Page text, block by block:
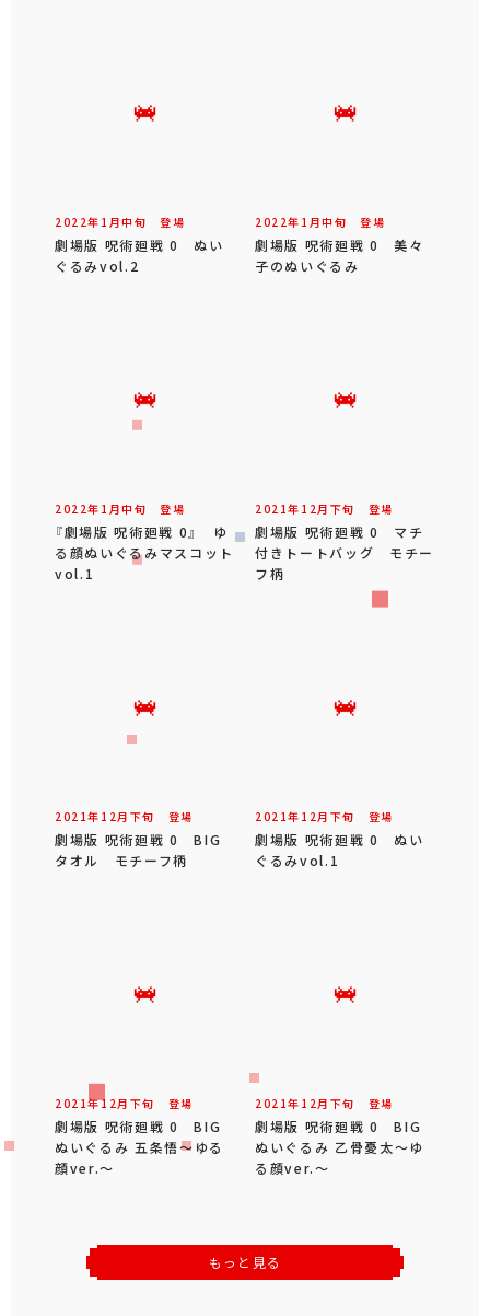
2022年 1 月中旬 登場
劇場版 呪術廻戦 0 ぬい
ぐるみvol.2
2022年 1 月中旬 登場
劇場版 呪術廻戦 0 美々
子のぬいぐるみ
2022年 1 月中旬 登場
『劇場版 呪術廻戦 0』 ゆ
る顔ぬいぐるみマスコット
vol.1
2021年 12 月 下旬 登場
劇場版 呪術廻戦 0 マチ
付きトートバッグ モチー
フ柄
2021年 12 月 下旬 登場
劇場版 呪術廻戦 0 BIG
タオル モチーフ柄
2021年 12 月 下旬 登場
劇場版 呪術廻戦 0 ぬい
ぐるみvol.1
2021年12 月 下旬 登場
劇場版 呪術廻戦 0 BIG
ぬいぐるみ 五条悟～ゆる
顔ver.～
2021年 12 月 下旬 登場
劇場版 呪術廻戦 0 BIG
ぬいぐるみ 乙骨憂太～ゆ
る顔ver.～
もっと見る